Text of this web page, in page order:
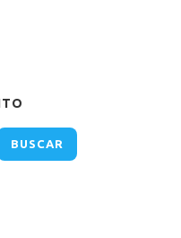
BUSCAR